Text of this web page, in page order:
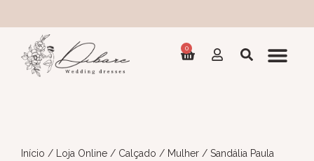
0
Início / Loja Online / Calçado / Mulher / Sandália Paula